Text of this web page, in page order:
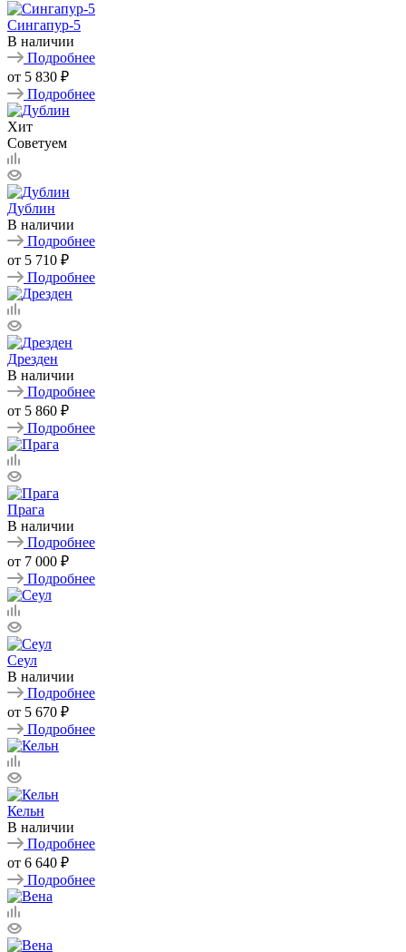
Сингапур-5
В наличии
Подробнее
от 5 830 ₽
Подробнее
Хит
Советуем
Дублин
В наличии
Подробнее
от 5 710 ₽
Подробнее
Дрезден
В наличии
Подробнее
от 5 860 ₽
Подробнее
Прага
В наличии
Подробнее
от 7 000 ₽
Подробнее
Сеул
В наличии
Подробнее
от 5 670 ₽
Подробнее
Кельн
В наличии
Подробнее
от 6 640 ₽
Подробнее